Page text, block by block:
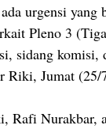
urgensi yang
Pleno 3
sidang komisi,
Riki, Jumat (25/
Rafi Nurakbar,